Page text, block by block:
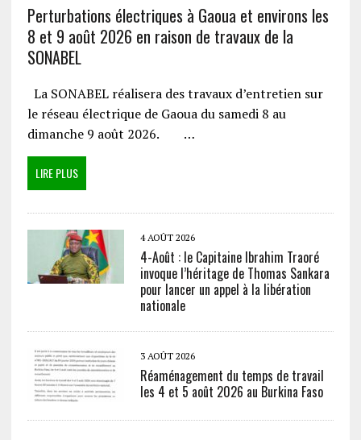
Perturbations électriques à Gaoua et environs les
8 et 9 août 2026 en raison de travaux de la
SONABEL
La SONABEL réalisera des travaux d’entretien sur
le réseau électrique de Gaoua du samedi 8 au
dimanche 9 août 2026. …
LIRE PLUS
4 AOÛT 2026
4-Août : le Capitaine Ibrahim Traoré
invoque l’héritage de Thomas Sankara
pour lancer un appel à la libération
nationale
3 AOÛT 2026
Réaménagement du temps de travail
les 4 et 5 août 2026 au Burkina Faso